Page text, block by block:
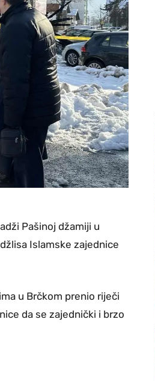
Pašinoj džamiji u
Islamske zajednice
u Brčkom prenio riječi
da se zajednički i brzo